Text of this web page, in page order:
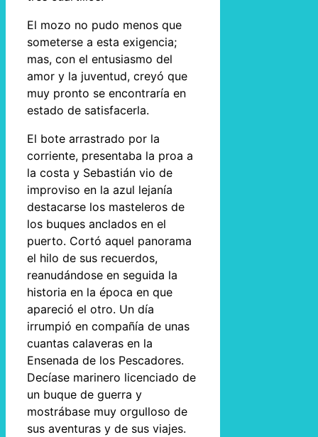
El mozo no pudo menos que
someterse a esta exigencia;
mas, con el entusiasmo del
amor y la juventud, creyó que
muy pronto se encontraría en
estado de satisfacerla.
El bote arrastrado por la
corriente, presentaba la proa a
la costa y Sebastián vio de
improviso en la azul lejanía
destacarse los masteleros de
los buques anclados en el
puerto. Cortó aquel panorama
el hilo de sus recuerdos,
reanudándose en seguida la
historia en la época en que
apareció el otro. Un día
irrumpió en compañía de unas
cuantas calaveras en la
Ensenada de los Pescadores.
Decíase marinero licenciado de
un buque de guerra y
mostrábase muy orgulloso de
sus aventuras y de sus viajes.